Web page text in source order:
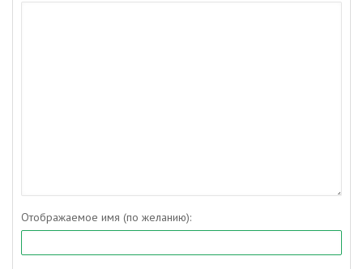
Отображаемое имя (по желанию):